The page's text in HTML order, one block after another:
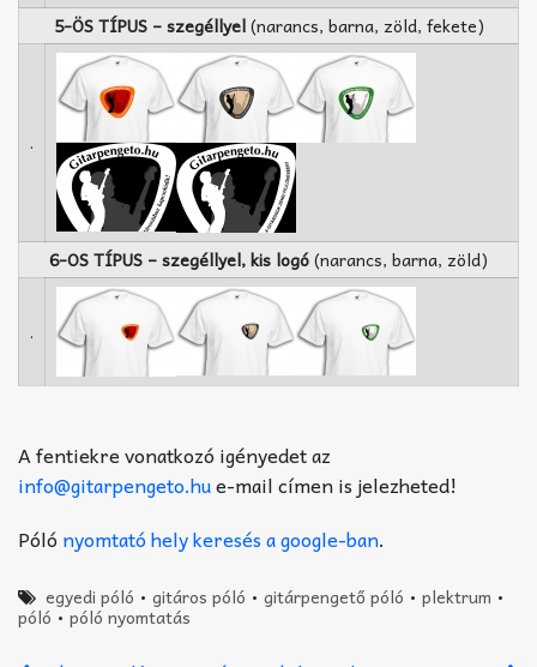
5-ÖS TÍPUS – szegéllyel(narancs, barna, zöld, fekete)
.
6-OS TÍPUS – szegéllyel, kis logó(narancs, barna, zöld)
.
A fentiekre vonatkozó igényedet az
info@gitarpengeto.hue-mail címen is jelezheted!
Póló nyomtató hely keresés a google-ban.
egyedi póló •gitáros póló •gitárpengető póló •plektrum •
póló • póló nyomtatás